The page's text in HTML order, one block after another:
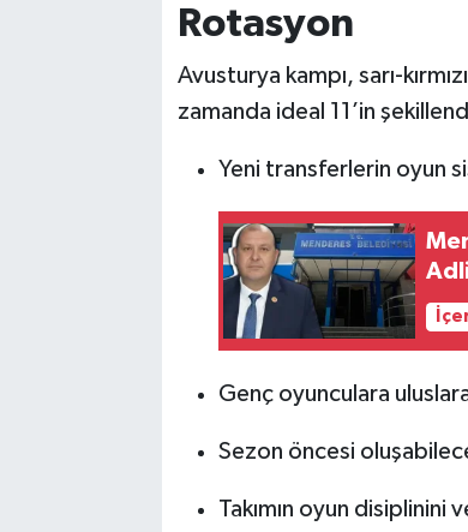
Rotasyon
Avusturya kampı, sarı-
zamanda ideal 11’in
Yeni transferlerin oyun
Genç oyunculara
Sezon öncesi
Takımın oyun disiplinini